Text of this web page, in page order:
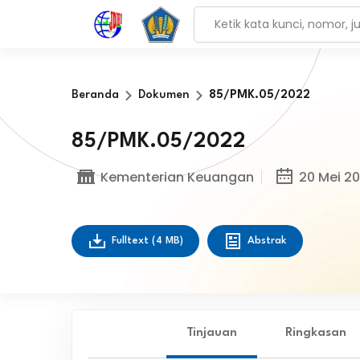
Beranda Dokumen 85/PMK.05/2022
85/PMK.05/2022
Kementerian Keuangan 20 Mei
Fulltext (4 MB) Abstrak
Tinjauan Ringkasan